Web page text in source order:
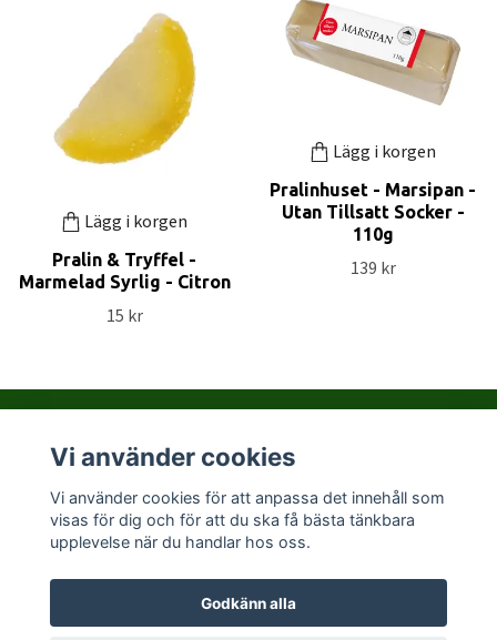
Lägg i korgen
Pralin & Tryffel -
Marmelad Syrlig - Citron
15 kr
Lägg i korgen
Pralinhuset - Marsipan -
Utan Tillsatt Socker -
110g
139 kr
Kontakta PralinHuset
Sociala medier
Vi använder cookies
Vi använder cookies för att anpassa det innehåll som
visas för dig och för att du ska få bästa tänkbara
upplevelse när du handlar hos oss.
Godkänn alla